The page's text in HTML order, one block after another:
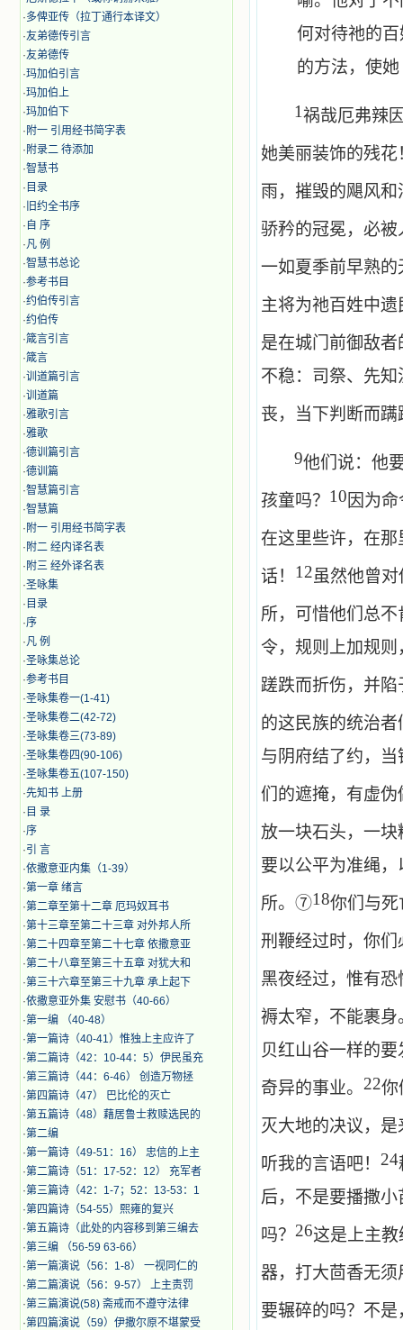
·多俾亚传（拉丁通行本译文）
·友弟德传引言
·友弟德传
·玛加伯引言
·玛加伯上
·玛加伯下
· 附一 引用经书简字表
· 附录二 待添加
·智慧书
· 目录
· 旧约全书序
· 自 序
·凡 例
·智慧书总论
·参考书目
·约伯传引言
·约伯传
·箴言引言
·箴言
·训道篇引言
·训道篇
·雅歌引言
·雅歌
·德训篇引言
·德训篇
·智慧篇引言
·智慧篇
· 附一 引用经书简字表
· 附二 经内译名表
· 附三 经外译名表
·圣咏集
· 目录
·序
·凡 例
·圣咏集总论
·参考书目
·圣咏集卷一(1-41)
·圣咏集卷二(42-72)
·圣咏集卷三(73-89)
·圣咏集卷四(90-106)
·圣咏集卷五(107-150)
·先知书 上册
· 目 录
·序
·引 言
·​依撒意亚内集（1-39）
·第一章 绪言
·第二章至第十二章 厄玛奴耳书
·第十三章至第二十三章 对外邦人所
·第二十四章至第二十七章 依撒意亚
·第二十八章至第三十五章 对犹大和
·第三十六章至第三十九章 承上起下
·依撒意亚外集 安慰书（40-66）
·第一编 （40-48）
·第一篇诗（40-41）惟独上主应许了
·第二篇诗（42：10-44：5）伊民虽充
·第三篇诗（44：6-46） 创造万物拯
·第四篇诗（47） 巴比伦的灭亡
·第五篇诗（48）藉居鲁士救赎选民的
·第二编
·第一篇诗（49-51：16） 忠信的上主
·第二篇诗（51：17-52：12） 充军者
·第三篇诗（42：1-7；52：13-53：1
·第四篇诗（54-55）熙雍的复兴
·第五篇诗（此处的内容移到第三编去
·第三编 （56-59 63-66）
·第一篇演说（56：1-8） 一视同仁的
·第二篇演说（56：9-57） 上主责罚
·第三篇演说(58) 斋戒而不遵守法律
·第四篇演说（59）伊撒尔原不堪蒙受
何对待祂的
的方法，使
1祸哉厄弗辣
她美丽装饰的残
雨，摧毁的飓风
骄矜的冠冕，必
一如夏季前早熟
主将为祂百姓中
是在城门前御敌
不稳：司祭、先
丧，当下判断而蹒
9他们说：他
孩童吗？ 10 因为
在这里些许，在
话！ 12虽然他曾
所，可惜他们总不
令，规则上加规
蹉跌而折伤，并
的这民族的统治
与阴府结了约，
们的遮掩，有虚
放一块石头，一
要以公平为准绳
所。⑦18你们与
刑鞭经过时，你
黑夜经过，惟有
褥太窄，不能裹
贝红山谷一样的
奇异的事业。 22你
灭大地的决议，
听我的言语吧！ 24
后，不是要播撒
吗？ 26这是上主
器，打大茴香无
要辗碎的吗？不